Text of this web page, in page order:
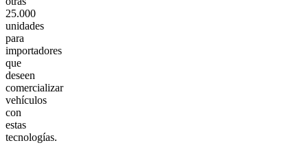
25.000
unidades
para
importadores
que
deseen
comercializar
vehículos
con
estas
tecnologías.